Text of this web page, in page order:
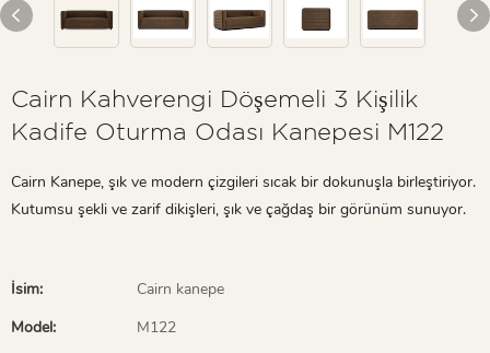
Cairn Kahverengi Döşemeli 3 Kişilik
Kadife Oturma Odası Kanepesi M122
Cairn Kanepe, şık ve modern çizgileri sıcak bir dokunuşla birleştiriyor.
Kutumsu şekli ve zarif dikişleri, şık ve çağdaş bir görünüm sunuyor.
İsim:
Cairn kanepe
Model:
M122